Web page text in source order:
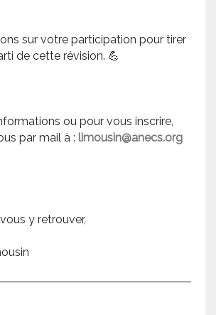
sur votre participation pour tirer
de cette révision. 💪
ou pour vous inscrire,
par mail à : limousin@anecs.org
y retrouver,